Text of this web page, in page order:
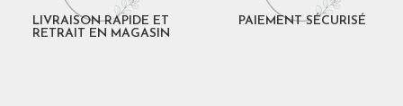
LIVRAISON RAPIDE ET
RETRAIT EN MAGASIN
PAIEMENT SÉCURISÉ